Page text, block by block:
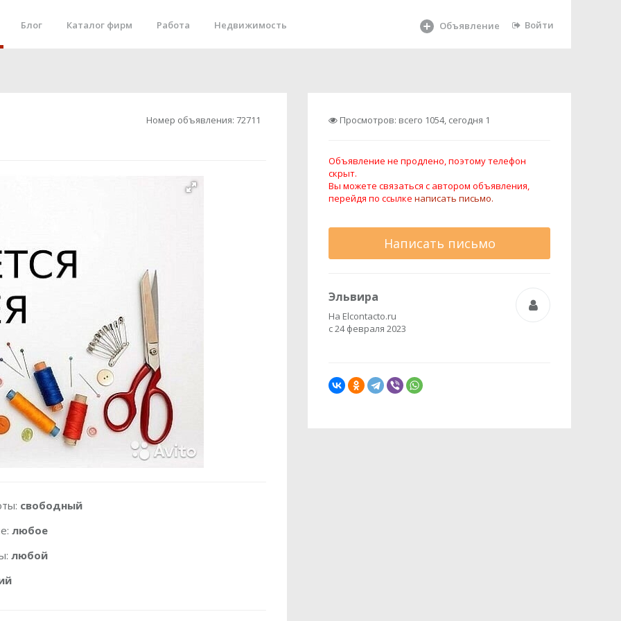
Блог Каталог фирм Работа Недвижимость Объявление Войти
Номер объявления: 72711
свободный
любое
любой
Просмотров: всего 1054, сегодня 1
Объявление не продлено, поэтому телефон
скрыт.
Вы можете связаться с автором объявления,
перейдя по ссылке написать письмо.
Написать письмо
Эльвира
На Elcontacto.ru
с 24 февраля 2023